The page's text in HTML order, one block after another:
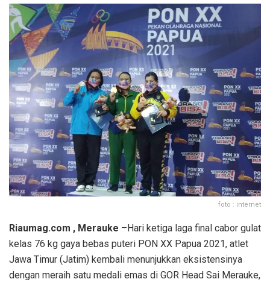
foto : internet
Riaumag.com , Merauke –Hari ketiga laga final cabor gulat
kelas 76 kg gaya bebas puteri PON XX Papua 2021, atlet
Jawa Timur (Jatim) kembali menunjukkan eksistensinya
dengan meraih satu medali emas di GOR Head Sai Merauke,